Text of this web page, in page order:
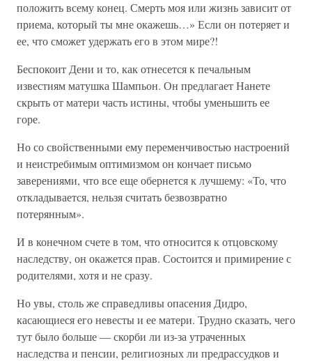
положить всему конец. Смерть моя или жизнь зависит от
приема, который ты мне окажешь…» Если он потеряет и
ее, что сможет удержать его в этом мире?!
Беспокоит Дени и то, как отнесется к печальным
известиям матушка Шампьон. Он предлагает Нанете
скрыть от матери часть истины, чтобы уменьшить ее
горе.
Но со свойственными ему переменчивостью настроений
и неистребимым оптимизмом он кончает письмо
заверениями, что все еще обернется к лучшему: «То, что
откладывается, нельзя считать безвозвратно
потерянным».
И в конечном счете в том, что относится к отцовскому
наследству, он окажется прав. Состоится и примирение с
родителями, хотя и не сразу.
Но увы, столь же справедливы опасения Дидро,
касающиеся его невесты и ее матери. Трудно сказать, чего
тут было больше — скорби ли из-за утраченных
наследства и пенсии, религиозных ли предрассудков и